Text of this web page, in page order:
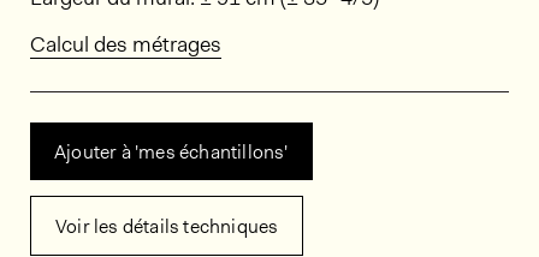
Calcul des métrages
Ajouter à 'mes échantillons'
Voir les détails techniques